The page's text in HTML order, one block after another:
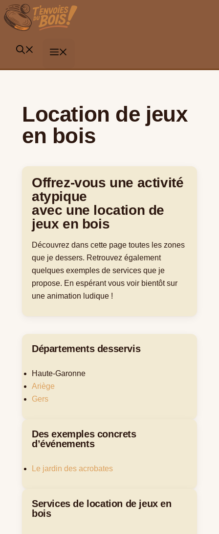
Aller
au
contenu
Location de jeux
en bois
Offrez-vous une activité
atypique
avec une location de
jeux en bois
Découvrez dans cette page toutes les zones
que je dessers. Retrouvez également
quelques exemples de services que je
propose. En espérant vous voir bientôt sur
une animation ludique !
Départements desservis
Haute-Garonne
Ariège
Gers
Des exemples concrets
d’événements
Le jardin des acrobates
Services de location de jeux en
bois